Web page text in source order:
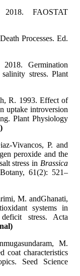
FAOSTAT
Processes. Ed.
Germination
stress. Plant
R. 1993. Effect of
uptake introversion
Plant Physiology
Vivancos, P. and
peroxide and the
stress in Brassica
61(2): 521–
M. andGhanati,
systems in
stress. Acta
M.
coat characteristics
Seed Science